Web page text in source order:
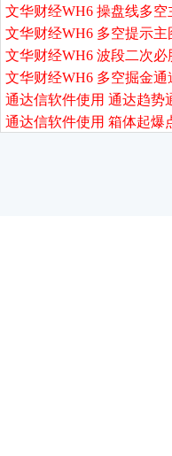
文华财经WH6 操盘线多
文华财经WH6 多空提示
文华财经WH6 波段二次
文华财经WH6 多空掘金
通达信软件使用 通达趋势
通达信软件使用 箱体起爆